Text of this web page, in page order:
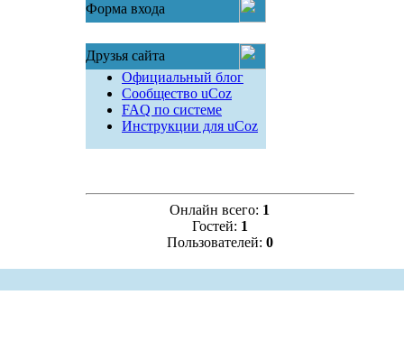
Форма входа
Друзья сайта
Официальный блог
Сообщество uCoz
FAQ по системе
Инструкции для uCoz
Онлайн всего: 1
Гостей: 1
Пользователей: 0